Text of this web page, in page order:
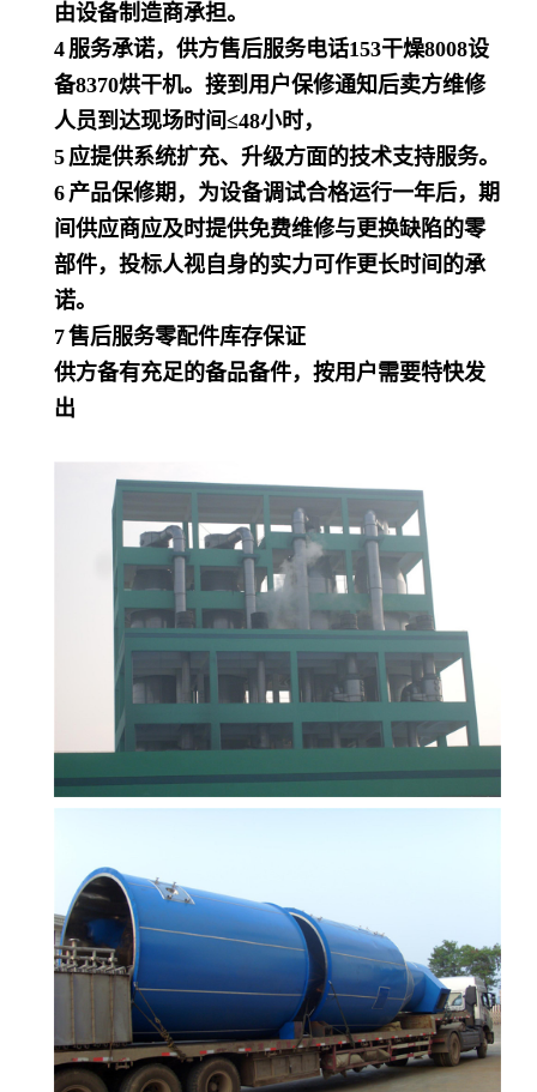
由设备制造商承担。
4 服务承诺，供方售后服务电话153干燥8008设
备8370烘干机。接到用户保修通知后卖方维修
人员到达现场时间≤48小时，
5 应提供系统扩充、升级方面的技术支持服务。
6 产品保修期，为设备调试合格运行一年后，期
间供应商应及时提供免费维修与更换缺陷的零
部件，投标人视自身的实力可作更长时间的承
诺。
7售后服务零配件库存保证
供方备有充足的备品备件，按用户需要特快发
出